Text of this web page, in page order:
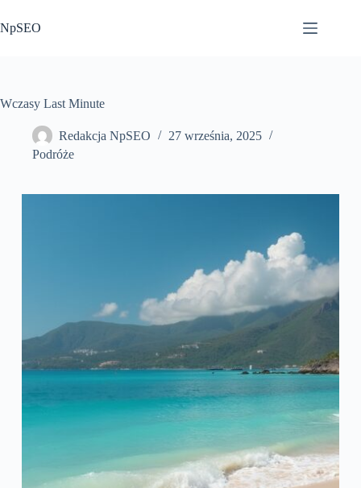
do
treści
NpSEO
Wczasy Last Minute
Redakcja NpSEO
27 września, 2025
Podróże